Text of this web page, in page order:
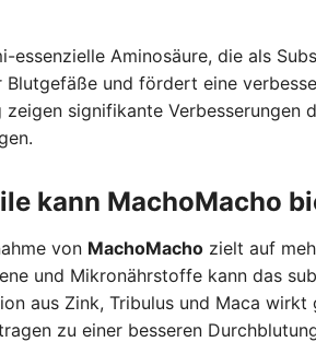
essenzielle Aminosäure, die als
und fördert eine
zeigen signifikante
kann MachoMacho
von MachoMacho zielt auf
und Mikronährstoffe kann das
aus Zink, Tribulus und Maca
zu einer besseren